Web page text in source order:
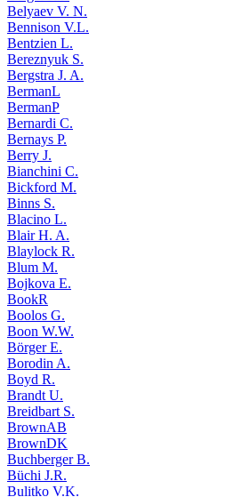
Belyaev V. N.
Bennison V.L.
Bentzien L.
Bereznyuk S.
Bergstra J. A.
BermanL
BermanP
Bernardi C.
Bernays P.
Berry J.
Bianchini C.
Bickford M.
Binns S.
Blacino L.
Blair H. A.
Blaylock R.
Blum M.
Bojkova E.
BookR
Boolos G.
Boon W.W.
Börger E.
Borodin A.
Boyd R.
Brandt U.
Breidbart S.
BrownAB
BrownDK
Buchberger B.
Büchi J.R.
Bulitko V.K.